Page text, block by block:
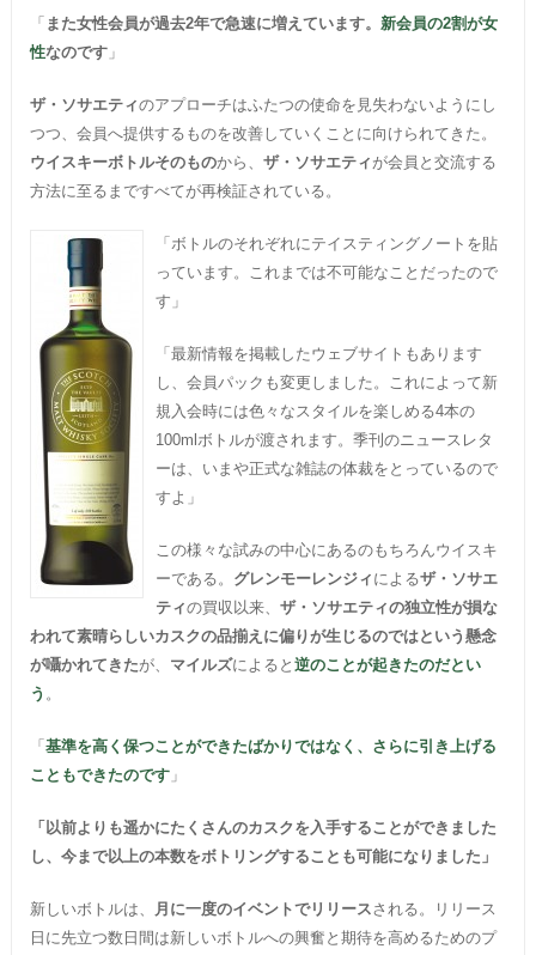
「 また女性会員が過去2年で急速に増えています。 新会員の2割が女
性なのです」
ザ・ソサエティのアプローチはふたつの使命を見失わないようにし
つつ、会員へ提供するものを改善していくことに向けられてきた。
ウイスキーボトルそのものから、 ザ・ソサエティ が会員と交流する
方法に至るまですべてが再検証されている。
「ボトルのそれぞれにテイスティングノートを貼
っています。これまでは不可能なことだったので
す」
「最新情報を掲載したウェブサイトもあります
し、会員パックも変更しました。これによって新
規入会時には色々なスタイルを楽しめる4本の
100mlボトルが渡されます。季刊のニュースレタ
ーは、いまや正式な雑誌の体裁をとっているので
すよ」
この様々な試みの中心にあるのもちろんウイスキ
ーである。 グレンモーレンジィ によるザ・ソサエ
ティの買収以来、 ザ・ソサエティの独立性が損な
われて素晴らしいカスクの品揃えに偏りが生じるのではという懸念
が囁かれてきたが、 マイルズによると 逆のことが起きたのだとい
う 。
「 基準を高く保つことができたばかりではなく、さらに引き上げる
こともできたのです」
「以前よりも遥かにたくさんのカスクを入手することができました
し、今まで以上の本数をボトリングすることも可能になりました」
新しいボトルは、 月に一度のイベントでリリースされる。リリース
日に先立つ数日間は新しいボトルへの興奮と期待を高めるためのプ